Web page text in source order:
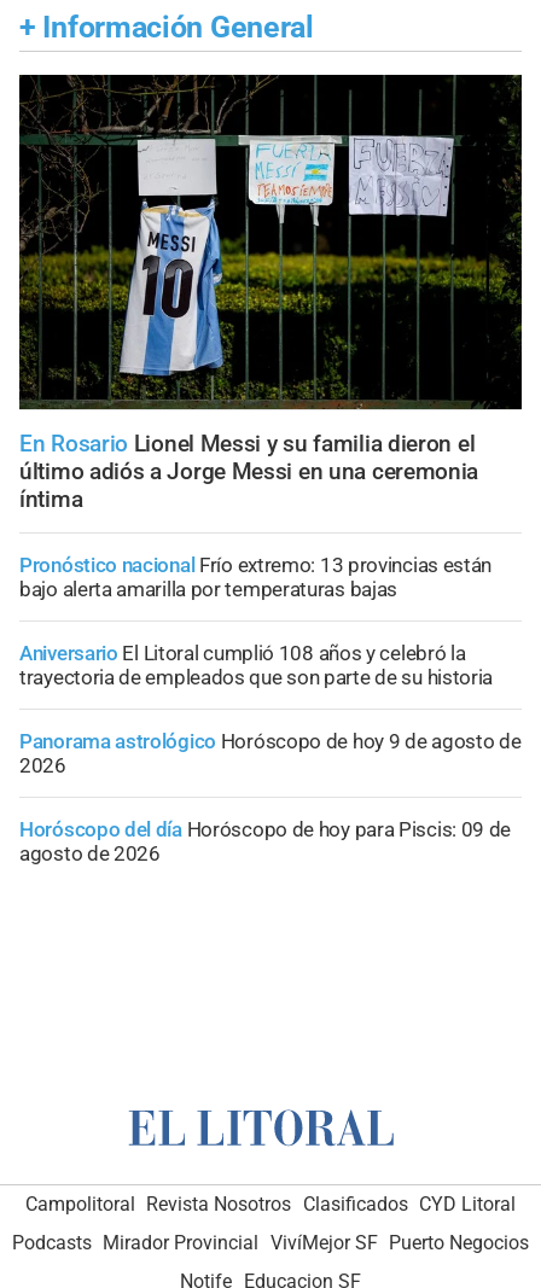
+ Información General
En Rosario Lionel Messi y su familia dieron el
último adiós a Jorge Messi en una ceremonia
íntima
Pronóstico nacional Frío extremo: 13 provincias están
bajo alerta amarilla por temperaturas bajas
Aniversario El Litoral cumplió 108 años y celebró la
trayectoria de empleados que son parte de su historia
Panorama astrológico Horóscopo de hoy 9 de agosto de
2026
Horóscopo del día Horóscopo de hoy para Piscis: 09 de
agosto de 2026
Campolitoral Revista Nosotros Clasificados CYD Litoral
Podcasts Mirador Provincial VivíMejor SF Puerto Negocios
Notife Educacion SF